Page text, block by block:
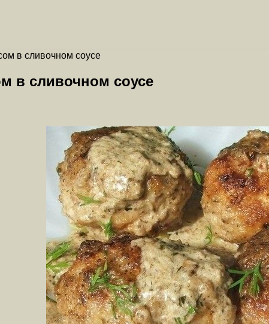
в сливочном соусе
в сливочном соусе